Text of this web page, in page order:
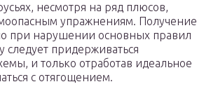
несмотря на ряд плюсов,
упражнениям. Получение
при нарушении основных правил
следует придерживаться
и только отработав идеальное
с отягощением.